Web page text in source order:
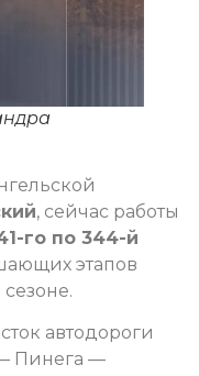
, сейчас работы
го по 344-й
этапов
автодороги
Пинега —